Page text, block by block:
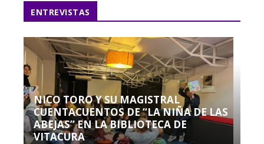
ENTREVISTAS
NICO TORO Y SU MAGISTRAL
CUENTACUENTOS DE “LA NIÑA DE LAS
ABEJAS” EN LA BIBLIOTECA DE
VITACURA